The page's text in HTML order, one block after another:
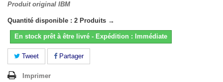
Produit original IBM
Quantité disponible : 2 Produits →
En stock prêt à être livré - Expédition : Immédiate
Tweet Partager
Imprimer